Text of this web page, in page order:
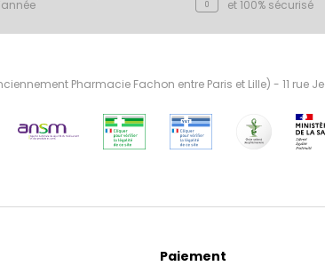
et 100% sécurisé
Pharmacie Fachon entre Paris et Lille) - 11 rue
Paiement